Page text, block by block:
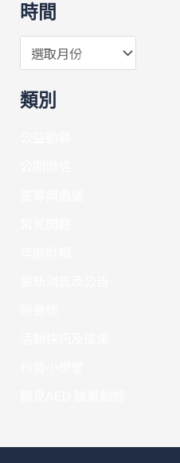
時間
類別